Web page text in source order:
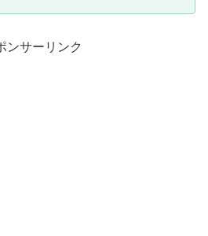
ンサーリンク